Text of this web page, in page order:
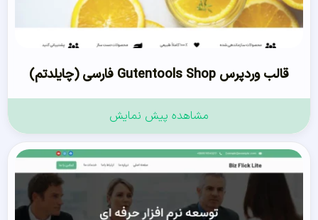
قالب وردپرس Gutentools Shop فارسی (چایلدتم)
مشاهده پیش نمایش